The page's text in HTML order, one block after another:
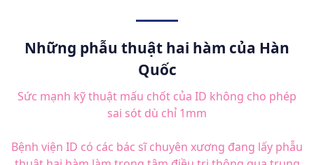
Những phẫu thuật hai hàm của Hàn
Quốc
Sức mạnh kỹ thuật mấu chốt của ID không cho phép
sai sót dù chỉ 1mm
Bệnh viện ID có các bác sĩ chuyên xương đang lấy phẫu